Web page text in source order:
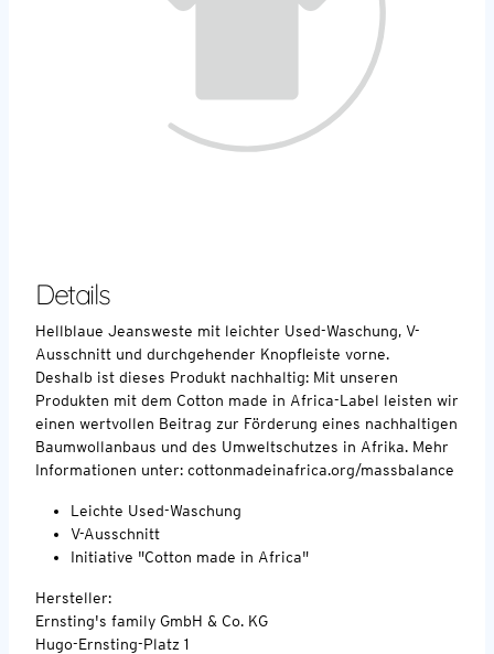
Details
Hellblaue Jeansweste mit leichter Used-Waschung, V-
Ausschnitt und durchgehender Knopfleiste vorne.
Deshalb ist dieses Produkt nachhaltig: Mit unseren
Produkten mit dem Cotton made in Africa-Label leisten wir
einen wertvollen Beitrag zur Förderung eines nachhaltigen
Baumwollanbaus und des Umweltschutzes in Afrika. Mehr
Informationen unter: cottonmadeinafrica.org/massbalance
Leichte Used-Waschung
V-Ausschnitt
Initiative "Cotton made in Africa"
Hersteller:
Ernsting's family GmbH & Co. KG
Hugo-Ernsting-Platz 1